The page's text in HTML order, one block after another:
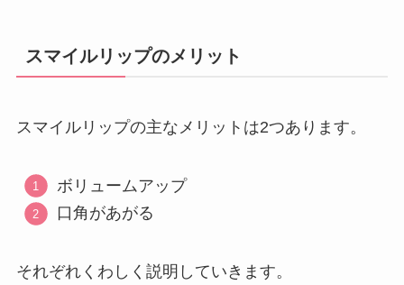
スマイルリップのメリット
スマイルリップの主なメリットは2つあります。
ボリュームアップ
口角があがる
それぞれくわしく説明していきます。